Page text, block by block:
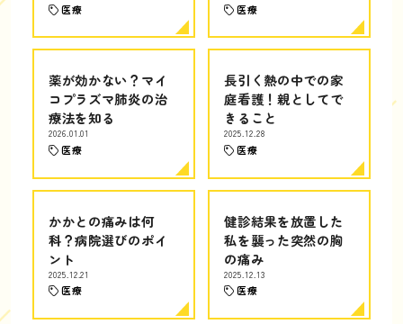
医療 医療
薬が効かない？マイ
コプラズマ肺炎の治
療法を知る
2026.01.01
医療
長引く熱の中での家
庭看護！親としてで
きること
2025.12.28
医療
かかとの痛みは何
科？病院選びのポイ
ント
2025.12.21
医療
健診結果を放置した
私を襲った突然の胸
の痛み
2025.12.13
医療